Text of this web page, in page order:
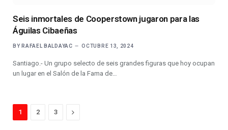
Seis inmortales de Cooperstown jugaron para las
Águilas Cibaeñas
BY RAFAEL BALDAYAC OCTUBRE 13, 2024
Santiago.- Un grupo selecto de seis grandes figuras que hoy ocupan
un lugar en el Salón de la Fama de…
1 2 3 Next